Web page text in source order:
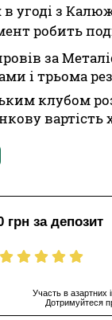
угоді з
робить
за
і трьома
клубом
вартість
грн за депозит
Участь в азартних
Дотримуйтеся